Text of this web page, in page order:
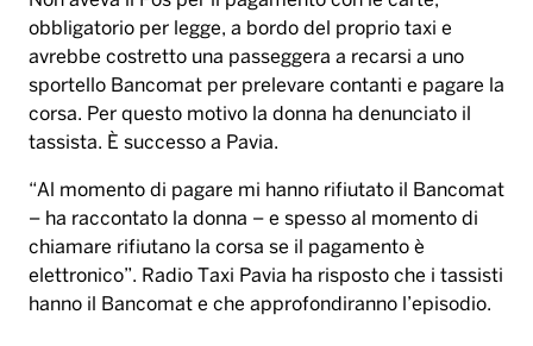
obbligatorio per legge, a bordo del proprio taxi e
avrebbe costretto una passeggera a recarsi a uno
sportello Bancomat per prelevare contanti e pagare la
corsa. Per questo motivo la donna ha denunciato il
tassista. È successo a Pavia.
“Al momento di pagare mi hanno rifiutato il Bancomat
– ha raccontato la donna – e spesso al momento di
chiamare rifiutano la corsa se il pagamento è
elettronico”. Radio Taxi Pavia ha risposto che i tassisti
hanno il Bancomat e che approfondiranno l’episodio.